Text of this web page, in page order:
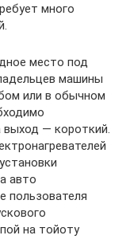
много
место под
машины
или в обычном
выход — короткий.
авто
пользователя
на тойоту